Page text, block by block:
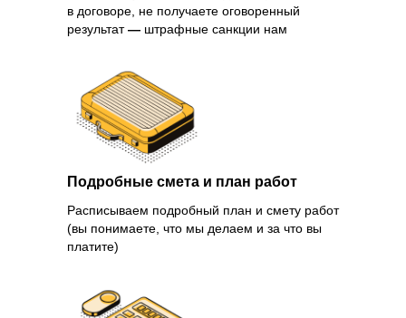
в договоре, не получаете оговоренный
результат— штрафные санкции нам
Расписываем подробный план и смету работ
(вы понимаете, что мы делаем и за что вы
платите)
Подробные смета и план работ